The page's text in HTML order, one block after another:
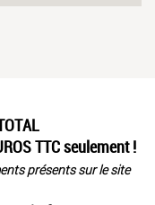
TTC seulement !
présents sur le site